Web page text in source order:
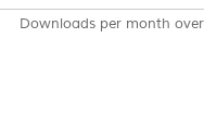
Downloads per month